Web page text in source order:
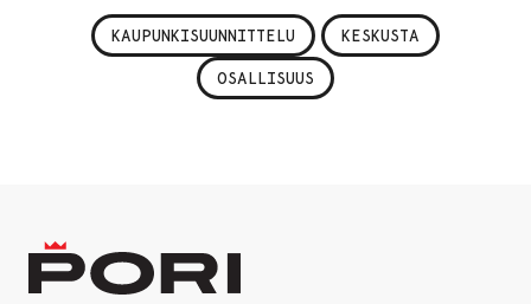
KAUPUNKISUUNNITTELU KESKUSTA
OSALLISUUS